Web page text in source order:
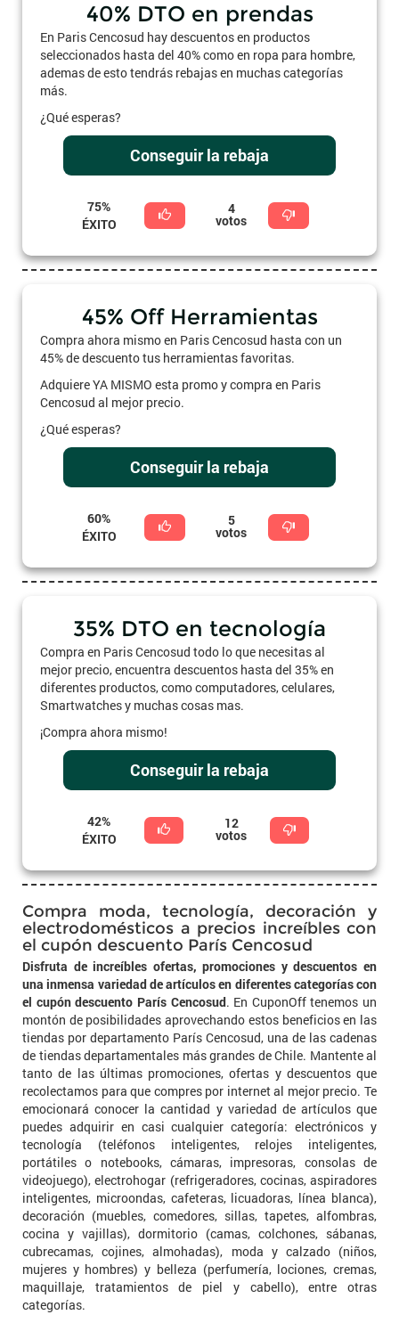
40% DTO en prendas
En Paris Cencosud hay descuentos en productos
seleccionados hasta del 40% como en ropa para hombre,
ademas de esto tendrás rebajas en muchas categorías
más.
¿Qué esperas?
Conseguir la rebaja
75%
ÉXITO
4
votos
45% Off Herramientas
Compra ahora mismo en Paris Cencosud hasta con un
45% de descuento tus herramientas favoritas.
Adquiere YA MISMO esta promo y compra en Paris
Cencosud al mejor precio.
¿Qué esperas?
Conseguir la rebaja
60%
ÉXITO
5
votos
35% DTO en tecnología
Compra en Paris Cencosud todo lo que necesitas al
mejor precio, encuentra descuentos hasta del 35% en
diferentes productos, como computadores, celulares,
Smartwatches y muchas cosas mas.
¡Compra ahora mismo!
Conseguir la rebaja
42%
ÉXITO
12
votos
Compra moda, tecnología, decoración y
electrodomésticos a precios increíbles con
el cupón descuento París Cencosud
Disfruta de increíbles ofertas, promociones y descuentos en
una inmensa variedad de artículos en diferentes categorías con
el cupón descuento París Cencosud. En CuponOff tenemos un
montón de posibilidades aprovechando estos beneficios en las
tiendas por departamento París Cencosud, una de las cadenas
de tiendas departamentales más grandes de Chile. Mantente al
tanto de las últimas promociones, ofertas y descuentos que
recolectamos para que compres por internet al mejor precio. Te
emocionará conocer la cantidad y variedad de artículos que
puedes adquirir en casi cualquier categoría: electrónicos y
tecnología (teléfonos inteligentes, relojes inteligentes,
portátiles o notebooks, cámaras, impresoras, consolas de
videojuego), electrohogar (refrigeradores, cocinas, aspiradores
inteligentes, microondas, cafeteras, licuadoras, línea blanca),
decoración (muebles, comedores, sillas, tapetes, alfombras,
cocina y vajillas), dormitorio (camas, colchones, sábanas,
cubrecamas, cojines, almohadas), moda y calzado (niños,
mujeres y hombres) y belleza (perfumería, lociones, cremas,
maquillaje, tratamientos de piel y cabello), entre otras
categorías.